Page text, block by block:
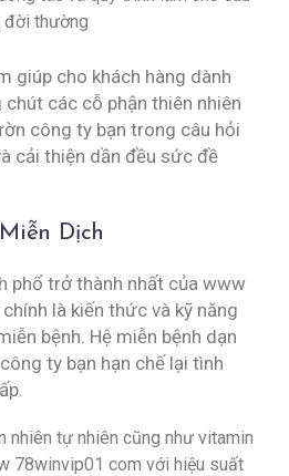
đời thường
giúp cho khách hàng dành
các cỗ phận thiên nhiên
công ty bạn trong câu hỏi
cải thiện dần đều sức đề
Dịch
phổ trở thành nhất của www
là kiến thức và kỹ năng
bệnh. Hệ miễn bệnh dạn
ty bạn hạn chế lại tình
nhiên tự nhiên cũng như vitamin
78winvip01 com với hiệu suất